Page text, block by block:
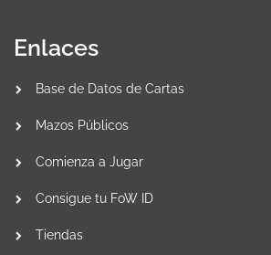
de la Magia/Welser, el
B I G F E E T
Pum te pego
Aristella, Príncipe
Enlaces
Base de Datos de Cartas
Mazos Públicos
Comienza a Jugar
Consigue tu FoW ID
Tiendas